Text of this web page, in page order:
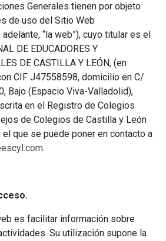
Generales tienen por objeto
de uso del Sitio Web
adelante, “la web”), cuyo titular es el
DE EDUCADORES Y
DE CASTILLA Y LEÓN, (en
CIF J47558598, domicilio en C/
Bajo (Espacio Viva-Valladolid),
en el Registro de Colegios
de Colegios de Castilla y León
que se puede poner en contacto a
.
es facilitar información sobre
Su utilización supone la